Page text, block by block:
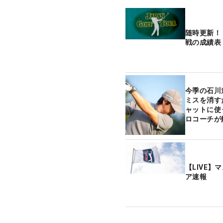
随時更新
戦の成績表
今季の石
ミスを消
ャットに
ロコーチ
【LIVE】
ア速報